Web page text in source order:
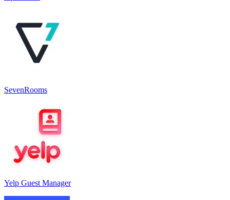
SevenRooms
Yelp Guest Manager